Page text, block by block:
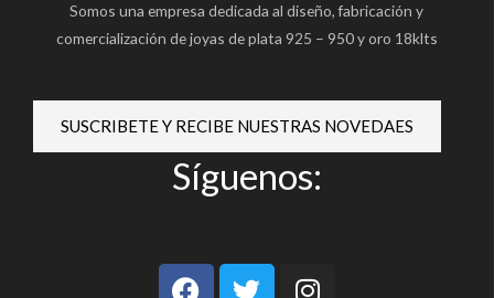
Somos una empresa dedicada al diseño, fabricación y
comercialización de joyas de plata 925 – 950 y oro 18klts
SUSCRIBETE Y RECIBE NUESTRAS NOVEDAES
Síguenos:
F
T
I